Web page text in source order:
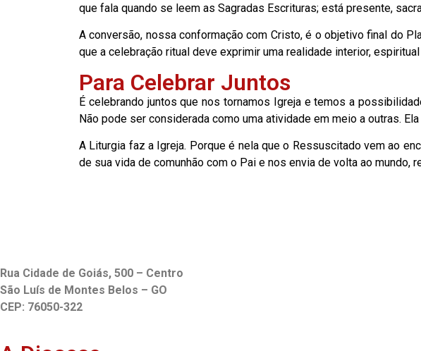
que fala quando se leem as Sagradas Escrituras; está presente,
A conversão, nossa conformação com Cristo, é o objetivo final do
que a celebração ritual deve exprimir uma realidade interior,
Para Celebrar Juntos
É celebrando juntos que nos tornamos Igreja e temos a
Não pode ser considerada como uma atividade em meio a outras.
A Liturgia faz a Igreja. Porque é nela que o Ressuscitado vem ao
de sua vida de comunhão com o Pai e nos envia de volta ao mundo,
Rua Cidade de Goiás, 500 – Centro
São Luís de Montes Belos – GO
CEP: 76050-322